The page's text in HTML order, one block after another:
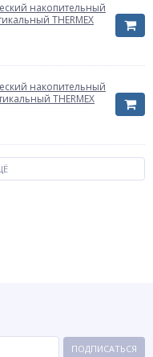
накопительный
THERMEX
накопительный
THERMEX
ПОДПИСАТЬСЯ